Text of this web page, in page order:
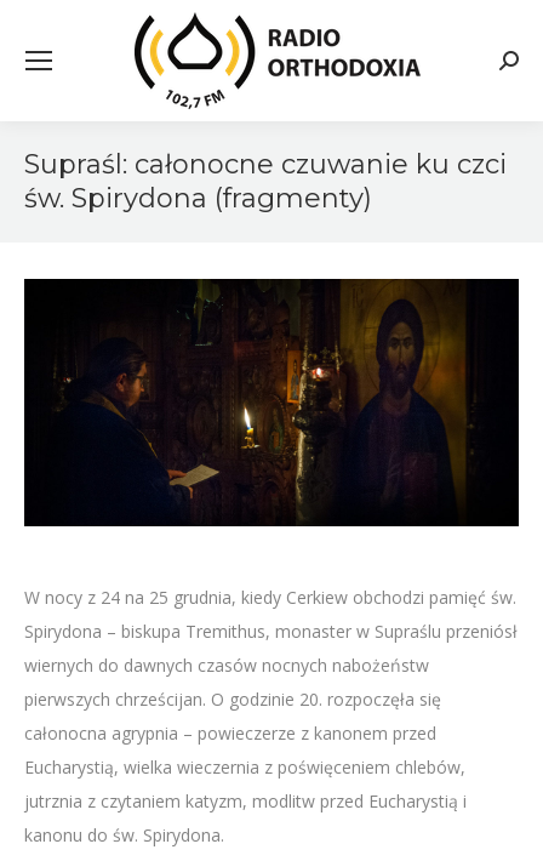
Supraśl: całonocne czuwanie ku czci
św. Spirydona (fragmenty)
W nocy z 24 na 25 grudnia, kiedy Cerkiew obchodzi pamięć św.
Spirydona – biskupa Tremithus, monaster w Supraślu przeniósł
wiernych do dawnych czasów nocnych nabożeństw
pierwszych chrześcijan. O godzinie 20. rozpoczęła się
całonocna agrypnia – powieczerze z kanonem przed
Eucharystią, wielka wieczernia z poświęceniem chlebów,
jutrznia z czytaniem katyzm, modlitw przed Eucharystią i
kanonu do św. Spirydona.